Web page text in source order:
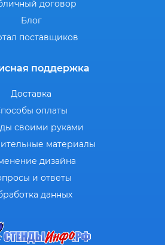
договор
Блог
поставщиков
поддержка
Доставка
оплаты
своими руками
материалы
дизайна
и ответы
данных